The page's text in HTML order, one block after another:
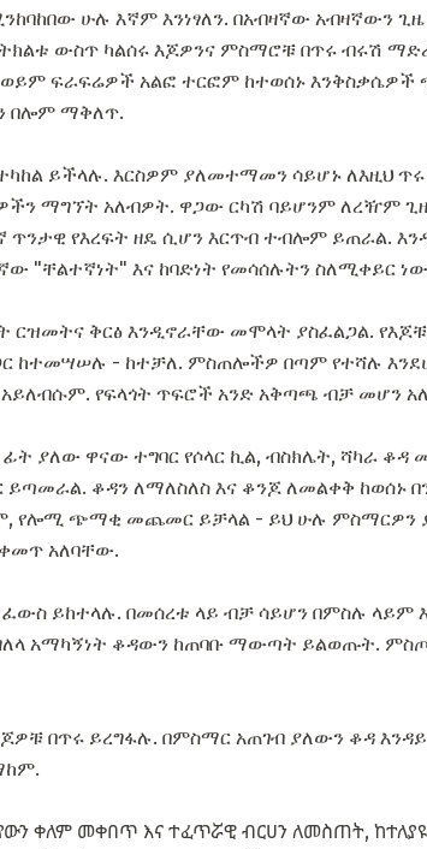
ሁሉ እኛም እንነፃለን. በአብዛኛው አብዛኛውን ጊዜ
ውስጥ ካልሰሩ እጆዎንና ምስማሮቹ በጥሩ ብሩሽ
ፍራፍሬዎች አልፎ ተርፎም ከተወሰኑ እንቅስቃሴዎች
በሎም ማቅለጥ.
ይችላሉ. እርስዎም ያለመተማመን ሳይሆኑ ለእዚህ
ማግኘት አለብዎት. ዋጋው ርካሽ ባይሆንም ለረዥም
የእረፍት ዘዴ ሲሆን እርጥብ ተብሎም ይጠራል.
"ቸልተኛነት" እና ከባድነት የመሳሰሉትን ስለሚቀይር
ርዝመትና ቅርፅ እንዲኖራቸው መሞላት ያስፈልጋል.
ከተመሣሠሉ - ከተቻለ. ምስጠሎችዎ በጣም የተሻሉ
የፍላጎት ጥፍሮች አንድ አቅጣጫ ብቻ መሆን
ያለው ዋናው ተግባር የሶላር ኪል, ብስክሌት, ሻካራ ቆዳ
ቆዳን ለማለስለስ እና ቆንጆ ለመልቀቅ ከወሰኑ
የሎሚ ጭማቂ መጨመር ይቻላል - ይህ ሁሉ ምስማርዎን
አለባቸው.
ይከተላሉ. በመሰረቱ ላይ ብቻ ሳይሆን በምስሉ ላይም
አማካኝነት ቆዳውን ከጠባቡ ማውጣት ይልወጡት.
በጥሩ ይረግፋሉ. በምስማር አጠገብ ያለውን ቆዳ
ቀለም መቀበጥ እና ተፈጥሯዊ ብርሀን ለመስጠት, ከተለያዩ